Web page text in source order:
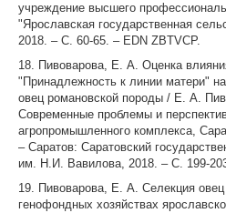
учреждение высшего
"Ярославская государственная
2018. – С. 60-65. – EDN ZBTVCP.
18. Пивоварова, Е. А. Оценка
"Принадлежность к линии матери"
овец романовской породы / Е. А.
Современные проблемы и
агропромышленного комплекса,
– Саратов: Саратовский
им. Н.И. Вавилова, 2018. – С. 199-
19. Пивоварова, Е. А. Селекция
генофондных хозяйствах